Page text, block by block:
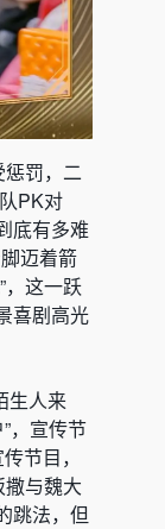
罚，二
PK对
底有多难
迈着箭
，这一跃
喜剧高光
生人来
，宣传节
节目，
与魏大
跳法，但